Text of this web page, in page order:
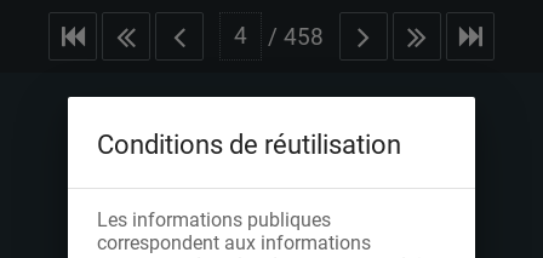
/ 458
Conditions de réutilisation
Les informations publiques
correspondent aux informations